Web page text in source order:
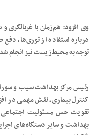
وی افزود: هم‌زمان با غربالگری
درباره استفاده از توری‌ها،
توجه به محیط‌زیست نیز انجام شد
رئیس مرکز بهداشت سیب و
کنترل بیماری، نقش مهمی در
تقویت حس مسئولیت اجتماعی
بهداشت و سایر دستگاه‌های